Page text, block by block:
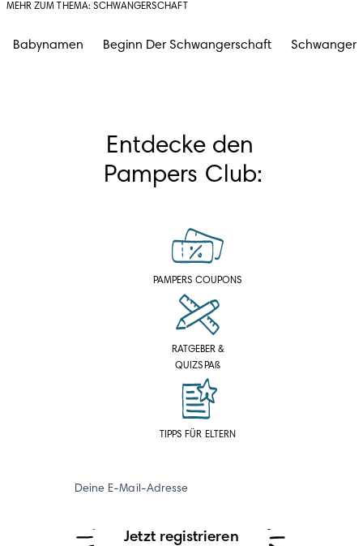
MEHR ZUM THEMA: SCHWANGERSCHAFT
Babynamen Beginn Der Schwangerschaft
Entdecke den
Pampers Club:
PAMPERS COUPONS
RATGEBER &
QUIZSPAß
TIPPS FÜR ELTERN
Deine E-Mail-Adresse
Jetzt registrieren